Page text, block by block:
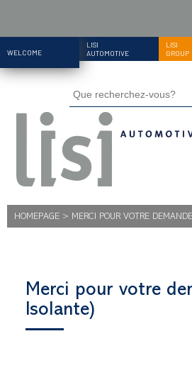
WELCOME
LISI
AUTOMOTIVE
LISI
GROUP
HOMEPAGE > MERCI POUR VOTRE
Merci pour votre
Isolante)